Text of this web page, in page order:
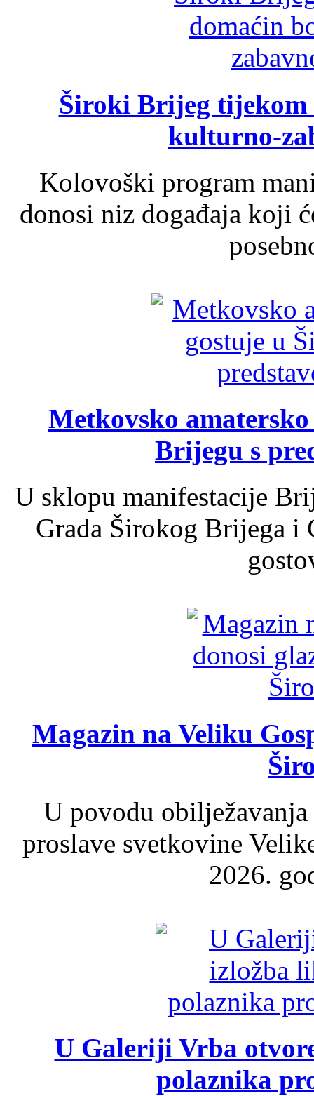
Široki Brijeg tijekom
kulturno-
Kolovoški program
donosi niz događaja koji
Metkovsko
Brijegu s
U sklopu manifestacije
Grada Širokog Brijega
Magazin na Veliku
U povodu
proslave svetkovine
2026.
U Galeriji Vrba
polaznika